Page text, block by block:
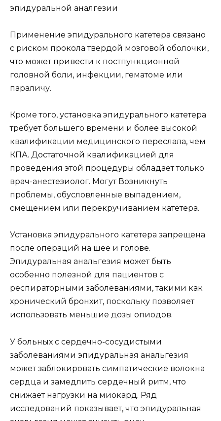
эпидуральной аналгезии
Применение эпидурального катетера связано
с риском прокола твердой мозговой оболочки,
что может привести к постпункционной
головной боли, инфекции, гематоме или
параличу.
Кроме того, установка эпидурального катетера
требует большего времени и более высокой
квалификации медицинского переслала, чем
КПА. Достаточной квалификацией для
проведения этой процедуры обладает только
врач-анестезиолог. Могут Возникнуть
проблемы, обусловленные выпадением,
смещением или перекручиванием катетера.
Установка эпидурального катетера запрещена
после операций на шее и голове.
Эпидуральная анальгезия может быть
особенно полезной для пациентов с
респираторными заболеваниями, такими как
хронический бронхит, поскольку позволяет
использовать меньшие дозы опиодов.
У больных с сердечно-сосудистыми
заболеваниями эпидуральная анальгезия
может заблокировать симпатические волокна
сердца и замедлить сердечный ритм, что
снижает нагрузки на миокард. Ряд
исследований показывает, что эпидуральная